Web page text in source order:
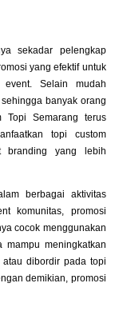
sekadar pelengkap
yang efektif untuk
event. Selain mudah
banyak orang
Topi Semarang terus
topi custom
branding yang lebih
berbagai aktivitas
komunitas, promosi
cocok menggunakan
meningkatkan
dibordir pada topi
demikian, promosi